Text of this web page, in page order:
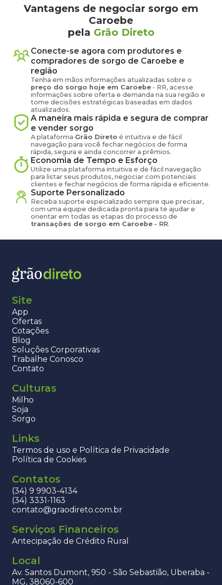
Vantagens de negociar sorgo em
Caroebe
pela Grão Direto
Conecte-se agora com produtores e
compradores de sorgo de Caroebe e
região
Tenha em mãos informações atualizadas sobre o
preço do sorgo hoje em Caroebe - RR, acesse
informações sobre oferta e demanda na sua região e
tome decisões estratégicas baseadas em dados
atualizados.
A maneira mais rápida e segura de comprar
e vender sorgo
A plataforma Grão Direto é intuitiva e de fácil
navegação para você fechar negócios de forma
rápida, segura e ainda concorrer a prêmios.
Economia de Tempo e Esforço
Utilize uma plataforma intuitiva e de fácil navegação
para listar seus produtos, negociar com potenciais
clientes e fechar negócios de forma rápida e eficiente.
Suporte Personalizado
Receba suporte especializado sempre que precisar,
com uma equipe dedicada pronta para te ajudar e
orientar em todas as etapas do processo de
transações de sorgo em Caroebe - RR.
Site
App
Ofertas
Cotações
Blog
Soluções Corporativas
Trabalhe Conosco
Contato
Culturas
Milho
Soja
Sorgo
Links
Termos de uso e Política de Privacidade
Política de Cookies
Contatos
(34) 9 9903-4134
(34) 3331-1163
contato@graodireto.com.br
Serviços Financeiros
Antecipação de Crédito Rural
Local
Av. Santos Dumont, 950 - São Sebastião, Uberaba -
MG, 38060-600